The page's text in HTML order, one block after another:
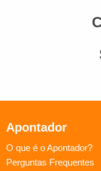
Apontador
O que é o Apontador?
Perguntas Frequentes